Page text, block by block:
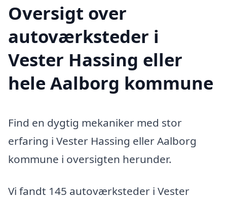
Oversigt over
autoværksteder i
Vester Hassing eller
hele Aalborg kommune
Find en dygtig mekaniker med stor
erfaring i Vester Hassing eller Aalborg
kommune i oversigten herunder.
Vi fandt 145 autoværksteder i Vester